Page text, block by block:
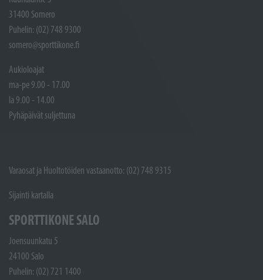
31400 Somero
Puhelin: (02) 748 9300
somero@sporttikone.fi
Aukioloajat
ma-pe 9.00 - 17.00
la 9.00 - 14.00
Pyhäpäivät suljettuna
Varaosat ja Huoltotöiden vastaanotto: (02) 748 9315
Sijainti kartalla
SPORTTIKONE SALO
Joensuunkatu 5
24100 Salo
Puhelin: (02) 721 1400